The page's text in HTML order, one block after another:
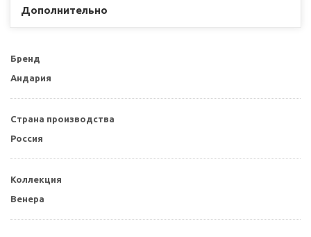
Дополнительно
Бренд
Андария
Страна производства
Россия
Коллекция
Венера